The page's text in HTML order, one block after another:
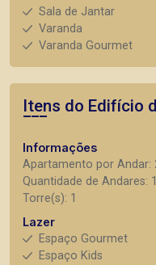
Sala de Jantar
Varanda
Varanda Gourmet
Itens do Edifício
Informações
Apartamento por Andar:
Quantidade de Andares:
Torre(s): 1
Lazer
Espaço Gourmet
Espaço Kids